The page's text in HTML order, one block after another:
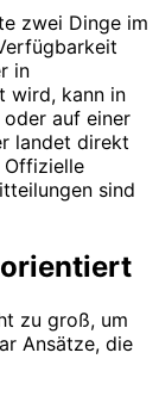
zwei Dinge im
in
wird, kann in
auf einer
landet direkt
Offizielle
sind
zu groß, um
Ansätze, die